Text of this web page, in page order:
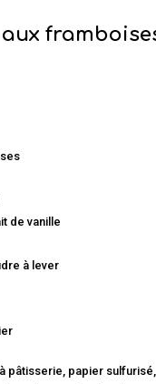
de vanille
à lever
pâtisserie, papier sulfurisé,